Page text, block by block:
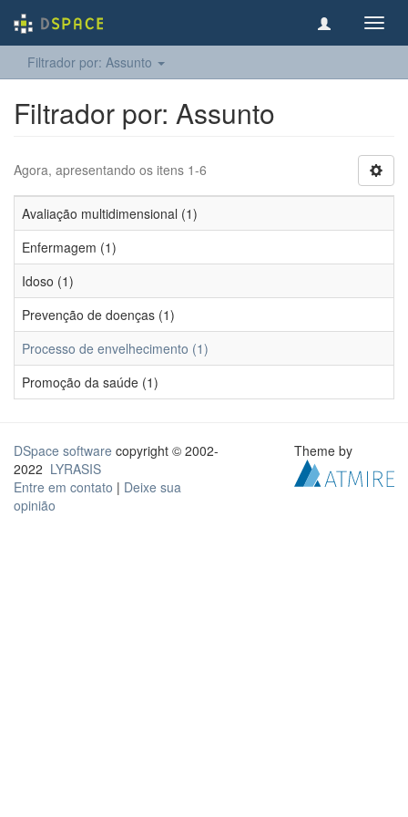
Filtrador por: Assunto
Filtrador por: Assunto
Agora, apresentando os itens 1-6
Avaliação multidimensional (1)
Enfermagem (1)
Idoso (1)
Prevenção de doenças (1)
Processo de envelhecimento (1)
Promoção da saúde (1)
DSpace software copyright © 2002-
2022 LYRASIS
Entre em contato | Deixe sua
opinião
Theme by